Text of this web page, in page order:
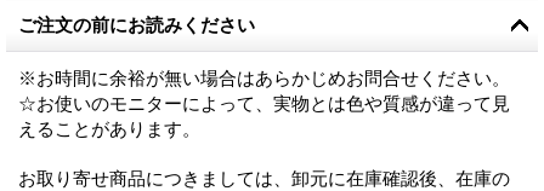
ご注文の前にお読みください
※お時間に余裕が無い場合はあらかじめお問合せください。
☆お使いのモニターによって、実物とは色や質感が違って見
えることがあります。
お取り寄せ商品につきましては、卸元に在庫確認後、在庫の